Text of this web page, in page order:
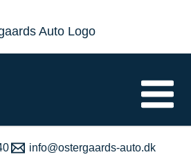
info@ostergaards-auto.dk